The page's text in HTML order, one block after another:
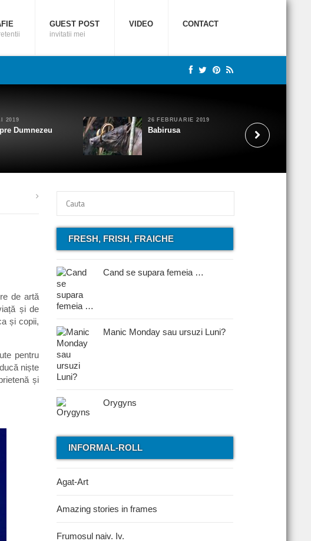
GUEST POST
invitatii mei
VIDEO CONTACT
2019
Dumnezeu
26 FEBRUARIE 2019
Babirusa
de artă
și de
și copii,
pentru
niște
și
FRESH, FRISH, FRAICHE
Cand se supara femeia …
Manic Monday sau ursuzi Luni?
Orygyns
INFORMAL-ROLL
Agat-Art
Amazing stories in frames
Frumosul naiv. Iv.